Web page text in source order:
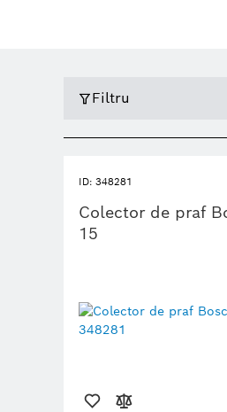
Filtru
ID: 348281
Colector de praf
15